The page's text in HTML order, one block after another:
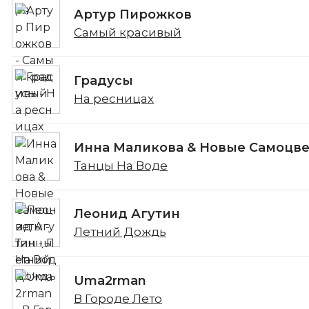
Артур Пирожков
Самый красивый
Градусы
На ресницах
Инна Маликова & Новые
Танцы На Воде
Леонид Агутин
Летний Дождь
Uma2rman
В Городе Лето